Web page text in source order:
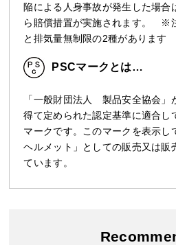
陥による人身事故が発生した場合
ら賠償措置が実施されます。 ※
と排気量無制限の2種があります
PSCマークとは…
「一般財団法人 製品安全協会」
得て定められた認定基準に適合し
マークです。このマークを表示し
ヘルメット」としての販売又は販
ています。